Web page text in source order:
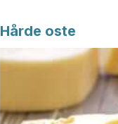
Hårde oste